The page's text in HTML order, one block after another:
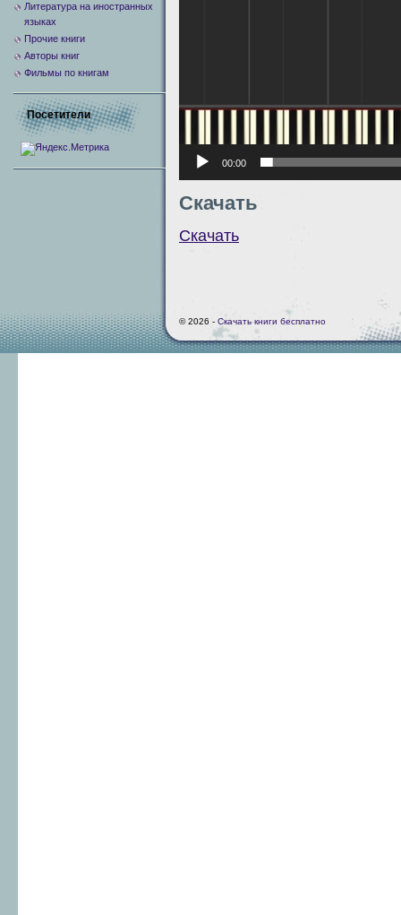
00:00
Скачать
Скачать
Литература на иностранных
языках
Прочие книги
Авторы книг
Фильмы по книгам
Посетители
© 2026 - Скачать книги бесплатно